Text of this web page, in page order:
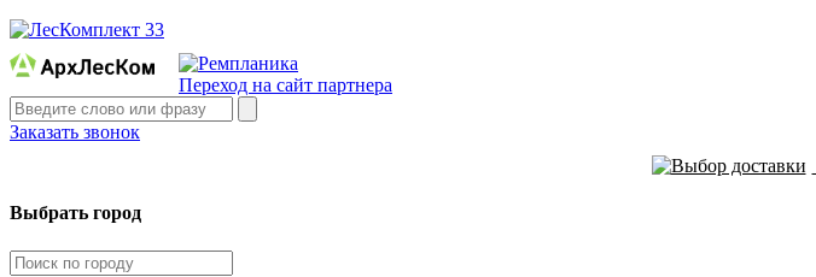
Переход на сайт партнера
Заказать звонок
Выбрать город